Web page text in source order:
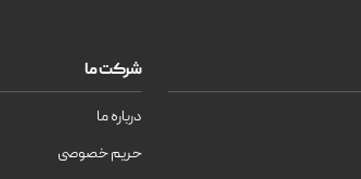
شرکت ما
درباره ما
حریم خصوصی